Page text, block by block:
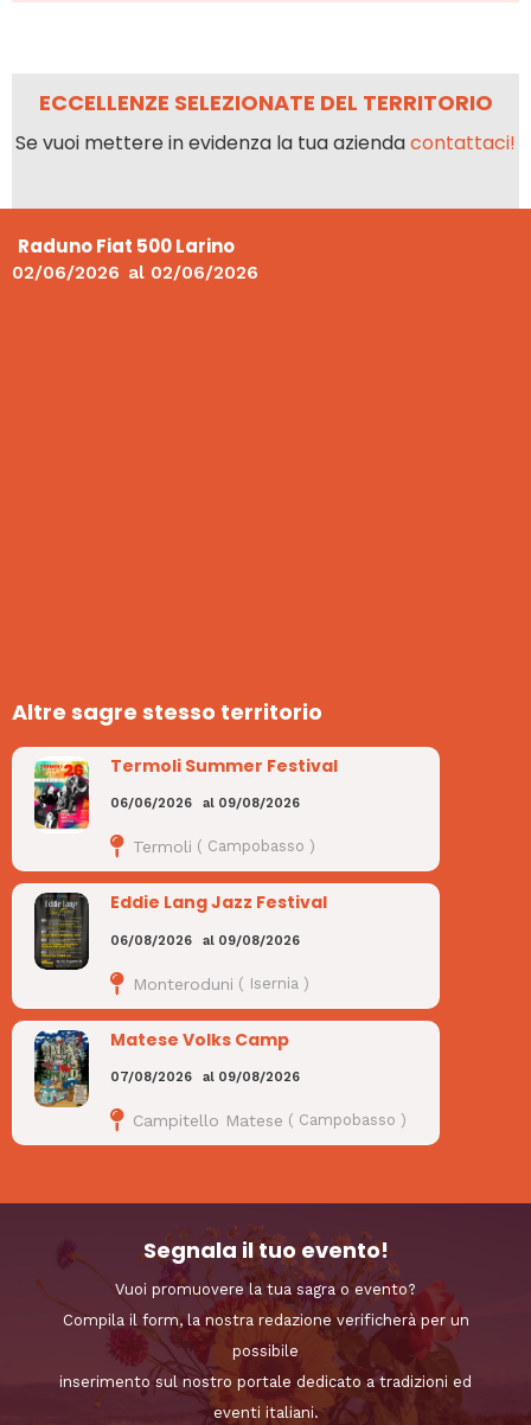
ECCELLENZE SELEZIONATE DEL TERRITORIO
Se vuoi mettere in evidenza la tua aziendacontattaci!
Raduno Fiat 500 Larino
02/06/2026 al 02/06/2026
Altre sagre stesso territorio
Termoli Summer Festival
06/06/2026 al 09/08/2026
Termoli ( Campobasso )
Eddie Lang Jazz Festival
06/08/2026 al 09/08/2026
Monteroduni ( Isernia )
Matese Volks Camp
07/08/2026 al 09/08/2026
Campitello Matese ( Campobasso )
Segnala il tuo evento!
Vuoi promuovere la tua sagra o evento?
Compila il form, la nostra redazione verificherà per un
possibile
inserimento sul nostro portale dedicato a tradizioni ed
eventi italiani.